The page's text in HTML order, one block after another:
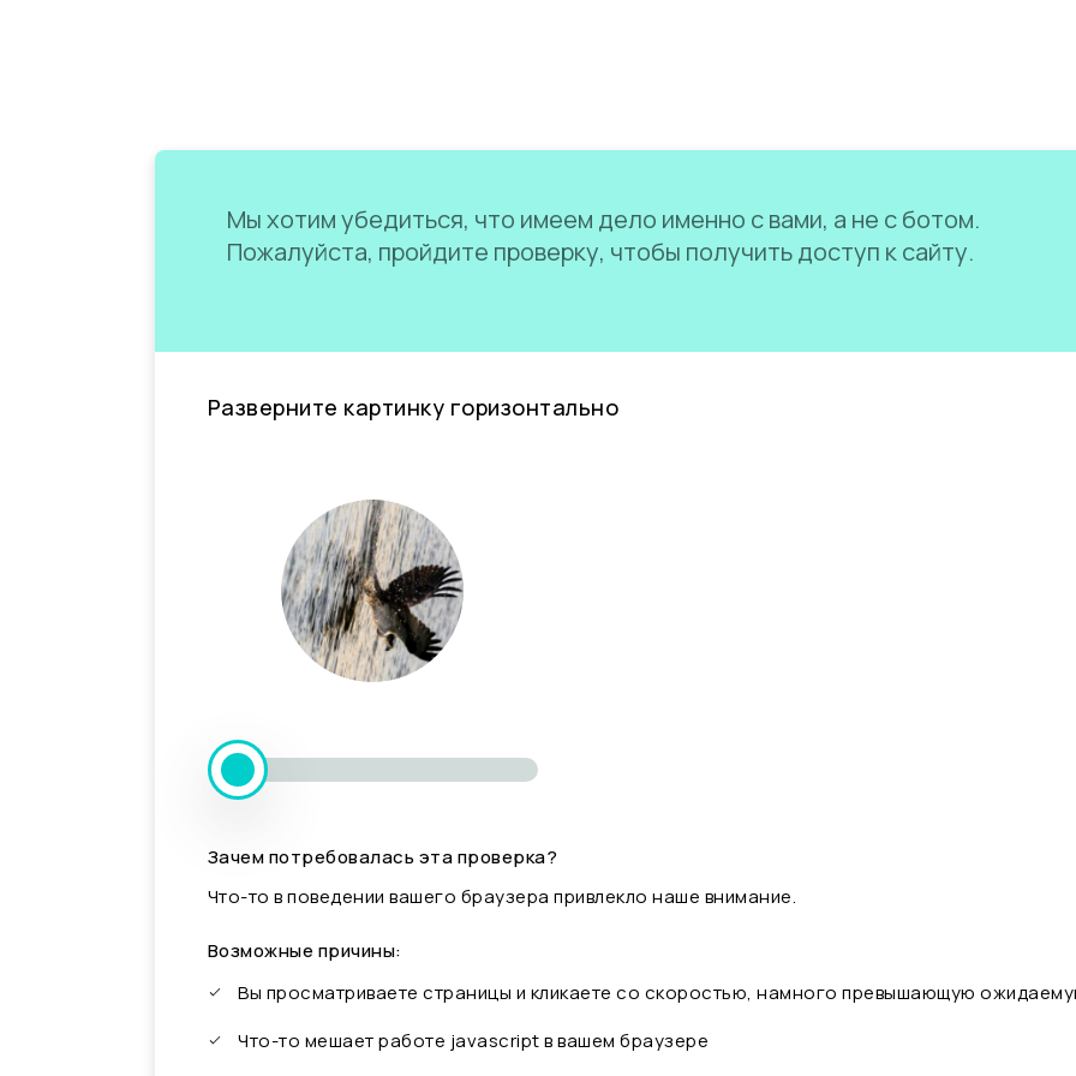
Мы хотим убедиться, что имеем дело именно с вами, а не с ботом.
Пожалуйста, пройдите проверку, чтобы получить доступ к сайту.
Разверните картинку горизонтально
Зачем потребовалась эта проверка?
Что-то в поведении вашего браузера привлекло наше внимание.
Возможные причины:
Вы просматриваете страницы и кликаете со скоростью, намного превышающую
Что-то мешает работе javascript в вашем браузере